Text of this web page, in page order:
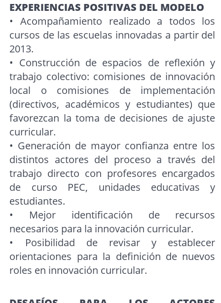
EXPERIENCIAS POSITIVAS DEL MODELO
• Acompañamiento realizado a todos los
cursos de las escuelas innovadas a partir del
2013.
• Construcción de espacios de reflexión y
trabajo colectivo: comisiones de innovación
local o comisiones de implementación
(directivos, académicos y estudiantes) que
favorezcan la toma de decisiones de ajuste
curricular.
• Generación de mayor confianza entre los
distintos actores del proceso a través del
trabajo directo con profesores encargados
de curso PEC, unidades educativas y
estudiantes.
• Mejor identificación de recursos
necesarios para la innovación curricular.
• Posibilidad de revisar y establecer
orientaciones para la definición de nuevos
roles en innovación curricular.